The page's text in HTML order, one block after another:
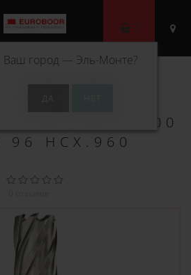
Ваш город — Эль-Монте?
0
HSS 100 мм
СВЕРЛО
HSS ДЛИНА 100
HCX.960